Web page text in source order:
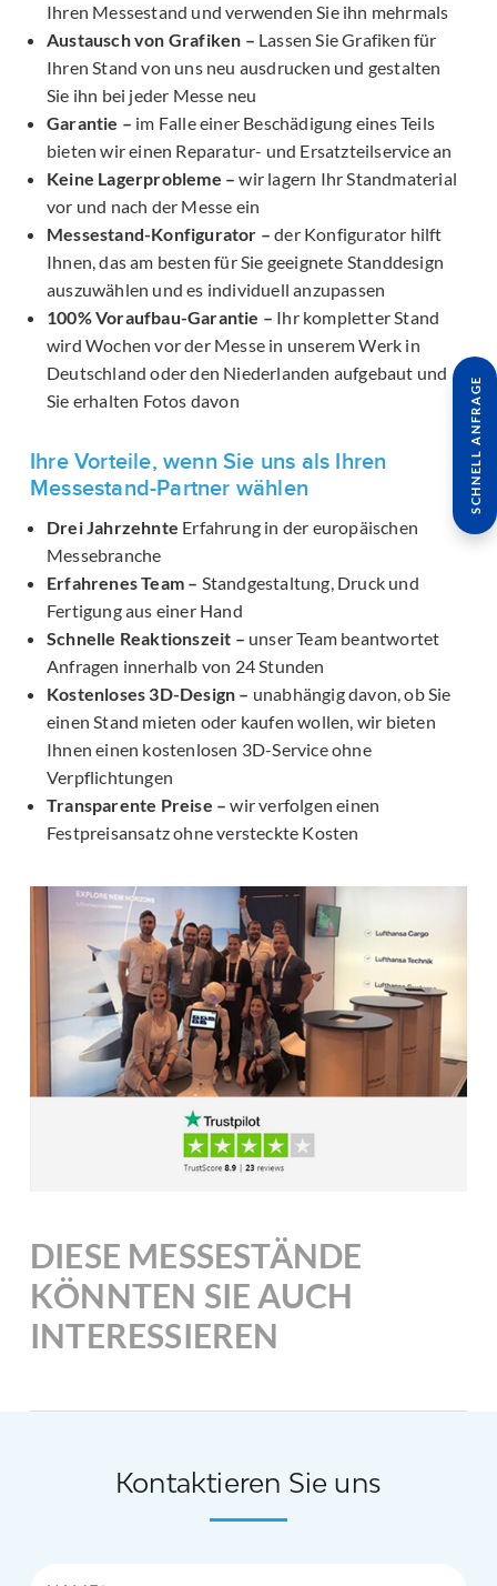
Ihren Messestand und verwenden Sie ihn mehrmals
Austausch von Grafiken – Lassen Sie Grafiken für
Ihren Stand von uns neu ausdrucken und gestalten
Sie ihn bei jeder Messe neu
Garantie – im Falle einer Beschädigung eines Teils
bieten wir einen Reparatur- und Ersatzteilservice an
Keine Lagerprobleme – wir lagern Ihr Standmaterial
vor und nach der Messe ein
Messestand-Konfigurator – der Konfigurator hilft
Ihnen, das am besten für Sie geeignete Standdesign
auszuwählen und es individuell anzupassen
100% Voraufbau-Garantie – Ihr kompletter Stand
wird Wochen vor der Messe in unserem Werk in
Deutschland oder den Niederlanden aufgebaut und
Sie erhalten Fotos davon
Ihre Vorteile, wenn Sie uns als Ihren
Messestand-Partner wählen
Drei Jahrzehnte Erfahrung in der europäischen
Messebranche
Erfahrenes Team – Standgestaltung, Druck und
Fertigung aus einer Hand
Schnelle Reaktionszeit – unser Team beantwortet
Anfragen innerhalb von 24 Stunden
Kostenloses 3D-Design – unabhängig davon, ob Sie
einen Stand mieten oder kaufen wollen, wir bieten
Ihnen einen kostenlosen 3D-Service ohne
Verpflichtungen
Transparente Preise – wir verfolgen einen
Festpreisansatz ohne versteckte Kosten
DIESE MESSESTÄNDE
KÖNNTEN SIE AUCH
INTERESSIEREN
SCHNELL ANFRAGE
Kontaktieren Sie uns